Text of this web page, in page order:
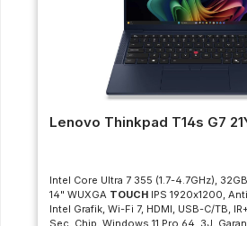
Lenovo Thinkpad T14s G7
Intel Core Ultra 7 355 (1.7-4.7GHz),
14" WUXGA TOUCH IPS 1920x1200,
Intel Grafik, Wi-Fi 7, HDMI, USB-C/TB,
Sec. Chip, Windows 11 Pro 64, 3J.